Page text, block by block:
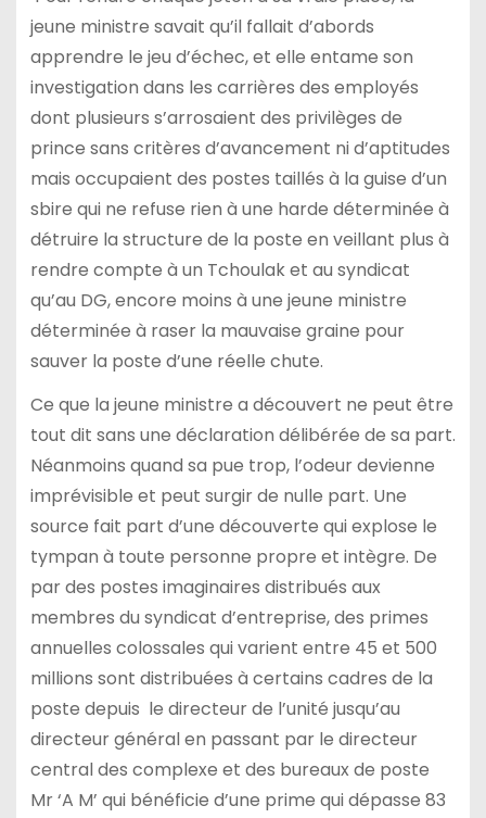
jeune ministre savait qu’il fallait d’abords
apprendre le jeu d’échec, et elle entame son
investigation dans les carrières des employés
dont plusieurs s’arrosaient des privilèges de
prince sans critères d’avancement ni d’aptitudes
mais occupaient des postes taillés à la guise d’un
sbire qui ne refuse rien à une harde déterminée à
détruire la structure de la poste en veillant plus à
rendre compte à un Tchoulak et au syndicat
qu’au DG, encore moins à une jeune ministre
déterminée à raser la mauvaise graine pour
sauver la poste d’une réelle chute.
Ce que la jeune ministre a découvert ne peut être
tout dit sans une déclaration délibérée de sa part.
Néanmoins quand sa pue trop, l’odeur devienne
imprévisible et peut surgir de nulle part. Une
source fait part d’une découverte qui explose le
tympan à toute personne propre et intègre. De
par des postes imaginaires distribués aux
membres du syndicat d’entreprise, des primes
annuelles colossales qui varient entre 45 et 500
millions sont distribuées à certains cadres de la
poste depuis le directeur de l’unité jusqu’au
directeur général en passant par le directeur
central des complexe et des bureaux de poste
Mr ‘A M’ qui bénéficie d’une prime qui dépasse 83